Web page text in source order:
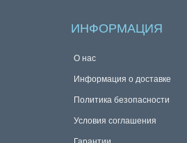
ИНФОРМАЦИЯ
О нас
Информация о доставке
Политика безопасности
Условия соглашения